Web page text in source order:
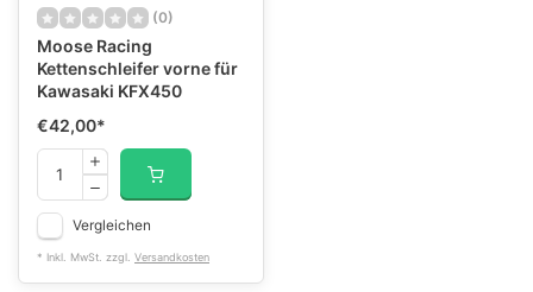
(0)
Moose Racing
Kettenschleifer vorne für
Kawasaki KFX450
€42,00*
Vergleichen
* Inkl. MwSt. zzgl. Versandkosten